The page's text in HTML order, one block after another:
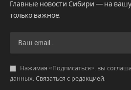
Главные новости Сибири — на вашу
только важное.
Нажимая «Подписаться», вы
данных. Связаться с редакцией.